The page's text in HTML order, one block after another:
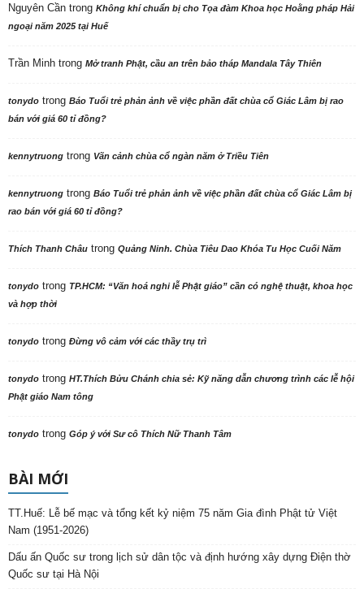
Nguyên Cần trong Không khí chuẩn bị cho Tọa đàm Khoa học Hoằng pháp Hải
ngoại năm 2025 tại Huế
Trần Minh trong Mở tranh Phật, cầu an trên bảo tháp Mandala Tây Thiên
tonydo trong Báo Tuổi trẻ phản ảnh về việc phần đất chùa cổ Giác Lâm bị rao
bán với giá 60 tỉ đồng?
kennytruong trong Vãn cảnh chùa cổ ngàn năm ở Triều Tiên
kennytruong trong Báo Tuổi trẻ phản ảnh về việc phần đất chùa cổ Giác Lâm bị
rao bán với giá 60 tỉ đồng?
Thích Thanh Châu trong Quảng Ninh. Chùa Tiêu Dao Khóa Tu Học Cuối Năm
tonydo trong TP.HCM: “Văn hoá nghi lễ Phật giáo” cần có nghệ thuật, khoa học
và hợp thời
tonydo trong Đừng vô cảm với các thầy trụ trì
tonydo trong HT.Thích Bửu Chánh chia sẻ: Kỹ năng dẫn chương trình các lễ hội
Phật giáo Nam tông
tonydo trong Góp ý với Sư cô Thích Nữ Thanh Tâm
BÀI MỚI
TT.Huế: Lễ bế mạc và tổng kết kỷ niệm 75 năm Gia đình Phật tử Việt
Nam (1951-2026)
Dấu ấn Quốc sư trong lịch sử dân tộc và định hướng xây dựng Điện thờ
Quốc sư tại Hà Nội